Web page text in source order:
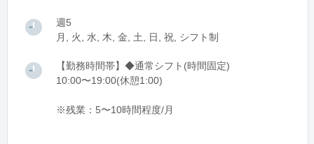
週5
月, 火, 水, 木, 金, 土, 日, 祝, シフト制
【勤務時間帯】◆通常シフト(時間固定)
10:00〜19:00(休憩1:00)
※残業：5〜10時間程度/月